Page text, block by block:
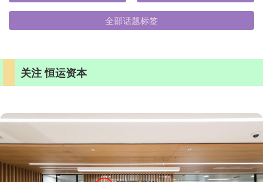
全部话题标签
关注 恒运资本